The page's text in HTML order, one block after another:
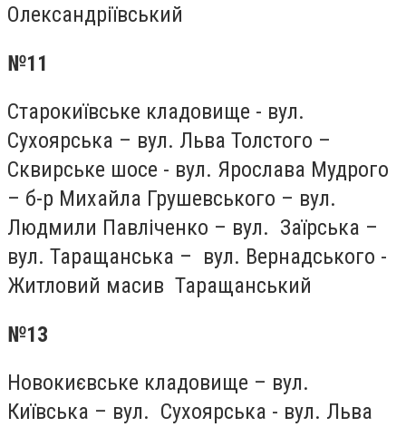
Олександріївський
№11
Старокиївське кладовище - вул.
Сухоярська – вул. Льва Толстого –
Сквирське шосе - вул. Ярослава Мудрого
– б-р Михайла Грушевського – вул.
Людмили Павліченко – вул. Заїрська –
вул. Таращанська – вул. Вернадського -
Житловий масив Таращанський
№13
Новокиєвське кладовище – вул.
Київська – вул. Сухоярська - вул. Льва